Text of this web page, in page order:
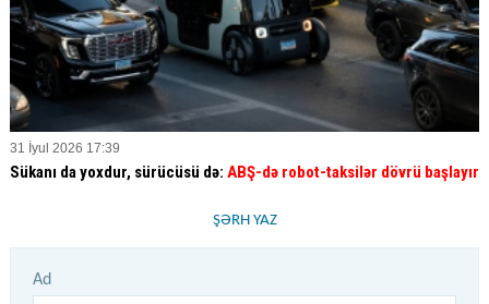
31 İyul 2026 17:39
Sükanı da yoxdur, sürücüsü də: ABŞ-də robot-taksilər dövrü başlayır
ŞƏRH YAZ
Ad